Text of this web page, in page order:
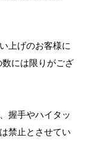
上げのお客様に
には限りがござ
握手やハイタッ
禁止とさせてい